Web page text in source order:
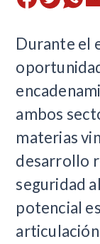
Durante el
ambos
materias
desarrollo
seguridad
potencial